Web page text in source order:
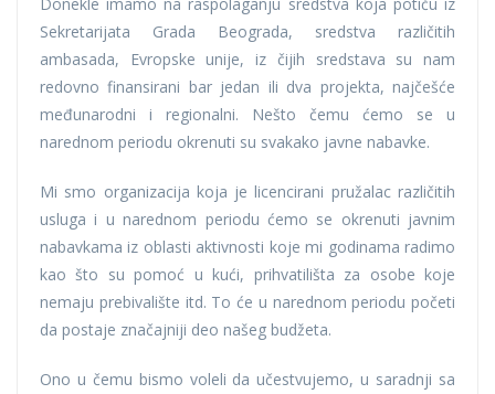
Sekretarijata Grada Beograda, sredstva različitih
ambasada, Evropske unije, iz čijih sredstava su nam
redovno finansirani bar jedan ili dva projekta, najčešće
međunarodni i regionalni. Nešto čemu ćemo se u
narednom periodu okrenuti su svakako javne nabavke.
Mi smo organizacija koja je licencirani pružalac različitih
usluga i u narednom periodu ćemo se okrenuti javnim
nabavkama iz oblasti aktivnosti koje mi godinama radimo
kao što su pomoć u kući, prihvatilišta za osobe koje
nemaju prebivalište itd. To će u narednom periodu početi
da postaje značajniji deo našeg budžeta.
Ono u čemu bismo voleli da učestvujemo, u saradnji sa